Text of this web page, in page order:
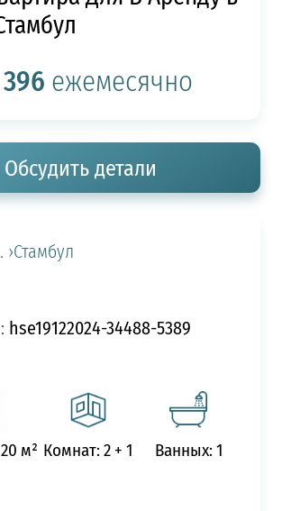
ежемесячно
Обсудить детали
›Стамбул
hse19122024-34488-5389
м² Комнат: 2 + 1 Ванных: 1